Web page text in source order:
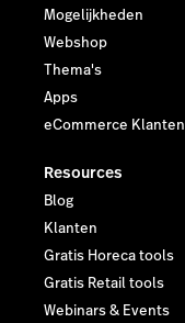
Mogelijkheden
Webshop
Thema's
Apps
eCommerce Klanten
Resources
Blog
Klanten
Gratis Horeca tools
Gratis Retail tools
Webinars & Events